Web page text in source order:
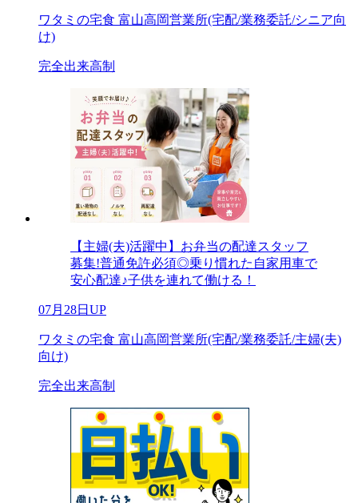
ワタミの宅食 富山高岡営業所(宅配/業務委託/シニア向
け)
完全出来高制
【主婦(夫)活躍中】お弁当の配達スタッフ
募集!普通免許必須◎乗り慣れた自家用車で
安心配達♪子供を連れて働ける！
07月28日UP
ワタミの宅食 富山高岡営業所(宅配/業務委託/主婦(夫)
向け)
完全出来高制